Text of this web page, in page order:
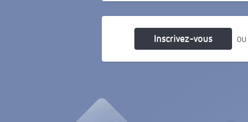
Inscrivez-vous ou